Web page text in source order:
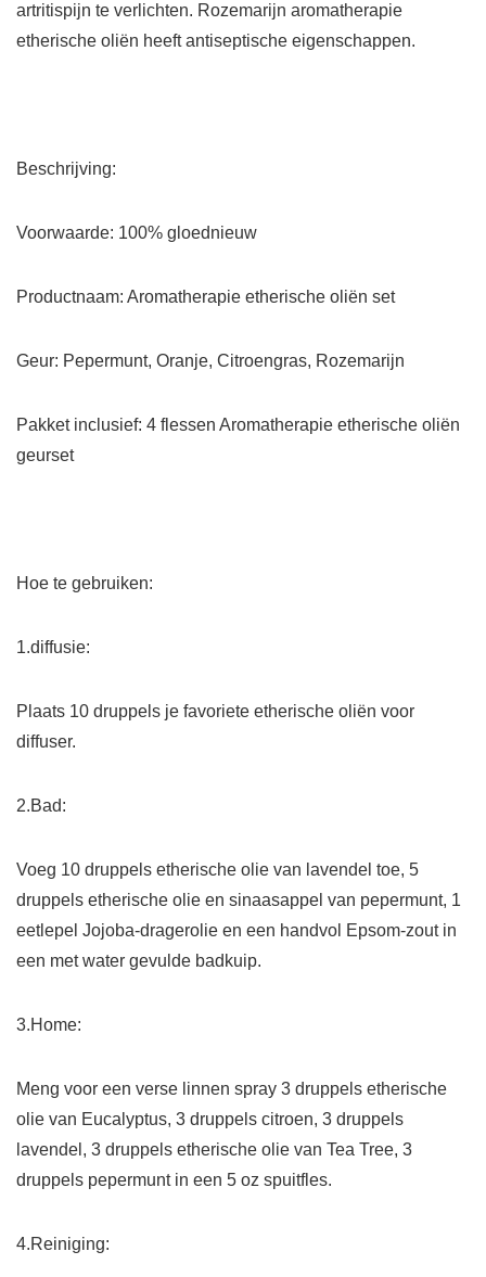
artritispijn te verlichten. Rozemarijn aromatherapie
etherische oliën heeft antiseptische eigenschappen.
Beschrijving:
Voorwaarde: 100% gloednieuw
Productnaam: Aromatherapie etherische oliën set
Geur: Pepermunt, Oranje, Citroengras, Rozemarijn
Pakket inclusief: 4 flessen Aromatherapie etherische oliën
geurset
Hoe te gebruiken:
1.diffusie:
Plaats 10 druppels je favoriete etherische oliën voor
diffuser.
2.Bad:
Voeg 10 druppels etherische olie van lavendel toe, 5
druppels etherische olie en sinaasappel van pepermunt, 1
eetlepel Jojoba-dragerolie en een handvol Epsom-zout in
een met water gevulde badkuip.
3.Home:
Meng voor een verse linnen spray 3 druppels etherische
olie van Eucalyptus, 3 druppels citroen, 3 druppels
lavendel, 3 druppels etherische olie van Tea Tree, 3
druppels pepermunt in een 5 oz spuitfles.
4.Reiniging: